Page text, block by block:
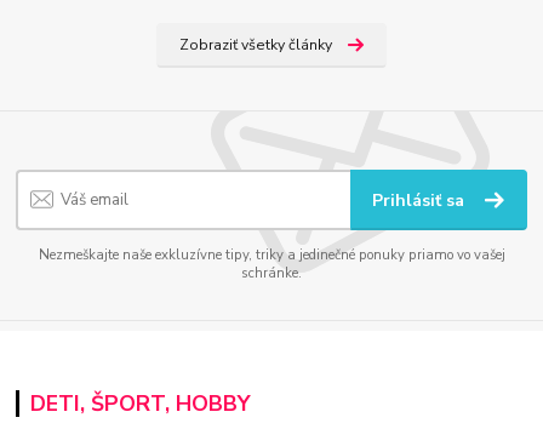
Zobraziť všetky články
Prihlásiť sa
Nezmeškajte naše exkluzívne tipy, triky a jedinečné ponuky priamo vo vašej
schránke.
DETI, ŠPORT, HOBBY